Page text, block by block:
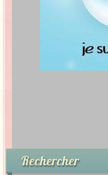
Rechercher